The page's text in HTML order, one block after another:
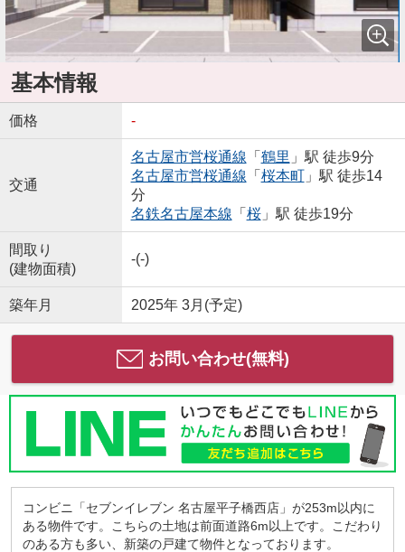
基本情報
価格 -
交通
名古屋市営桜通線 「 鶴里 」駅 徒歩9分
名古屋市営桜通線 「 桜本町」駅 徒歩14
分
名鉄名古屋本線 「 桜」駅 徒歩19分
間取り
(建物面積)
-(-)
築年月 2025年 3月(予定)
お問い合わせ(無料)
コンビニ「セブンイレブン 名古屋平子橋西店」が253m以内に
ある物件です。こちらの土地は前面道路6m以上です。こだわり
のある方も多い、新築の戸建て物件となっております。